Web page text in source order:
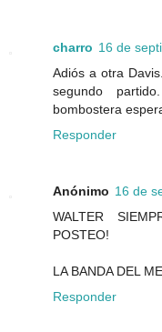
charro 16 de
Adiós a otra
segundo
bombostera
Responder
Anónimo 16 de
WALTER
POSTEO!
LA BANDA DEL
Responder